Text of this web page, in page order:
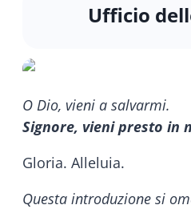
Ufficio
O Dio, vieni a salvarmi.
Signore, vieni presto in
Gloria. Alleluia.
Questa introduzione si